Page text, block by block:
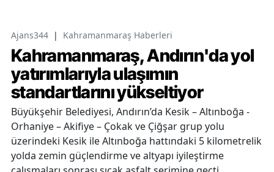
Ajans344 | Kahramanmaraş Haberleri
Kahramanmaraş, Andırın'da yol
yatırımlarıyla ulaşımın
standartlarını yükseltiyor
Büyükşehir Belediyesi, Andırın’da Kesik – Altınboğa -
Orhaniye – Akifiye – Çokak ve Çiğşar grup yolu
üzerindeki Kesik ile Altınboğa hattındaki 5 kilometrelik
yolda zemin güçlendirme ve altyapı iyileştirme